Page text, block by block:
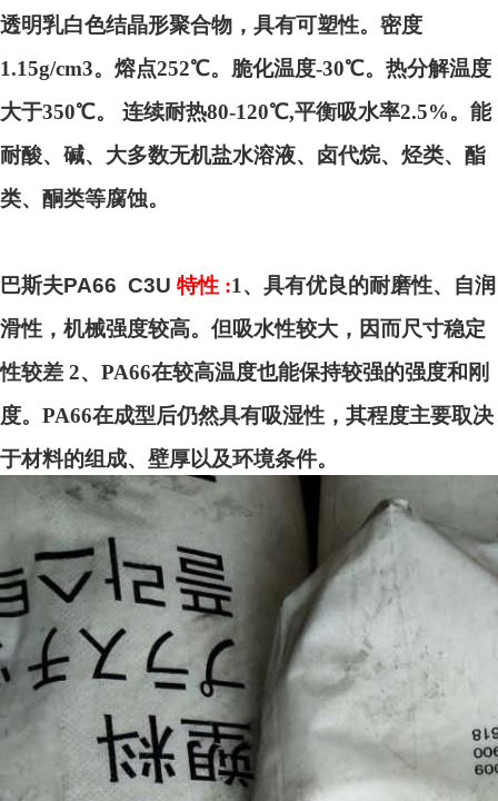
透明乳白色结晶形聚合物，具有可塑性。密度
1.15g/cm3。熔点252℃。脆化温度-30℃。热分解温度
大于350℃。 连续耐热80-120℃,平衡吸水率2.5%。能
耐酸、碱、大多数无机盐水溶液、卤代烷、烃类、酯
类、酮类等腐蚀。
巴斯夫PA66 C3U 特性 :1 、具有优良的耐磨性、自润
滑性，机械强度较高。但吸水性较大，因而尺寸稳定
性较差 2、PA66在较高温度也能保持较强的强度和刚
度。PA66在成型后仍然具有吸湿性，其程度主要取决
于材料的组成、壁厚以及环境条件。